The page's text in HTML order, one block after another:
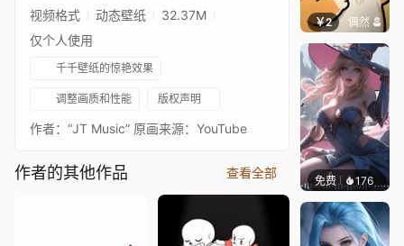
视频格式 动态壁纸
32.37M
仅个人使用
千千壁纸的惊艳效果
调整画质和性能 版权声明
作者：“JT Music” 原画来源：YouTube
作者的其他作品 查看全部
￥2 偶然
免费 176｡